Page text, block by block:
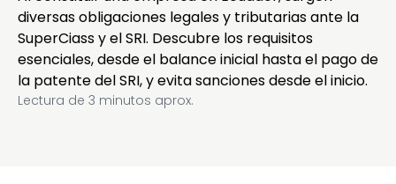
diversas obligaciones legales y tributarias ante la
SuperCiass y el SRI. Descubre los requisitos
esenciales, desde el balance inicial hasta el pago de
la patente del SRI, y evita sanciones desde el inicio.
Lectura de 3 minutos aprox.